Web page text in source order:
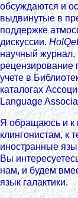
обсуждаются и
выдвинутые в
поддержке
дискуссии.
научный
рецензирование
учете в
каталогах
Language
Я обращаюсь и к
клингонистам, к
иностранные
Вы
нам, и будем
язык галактики.